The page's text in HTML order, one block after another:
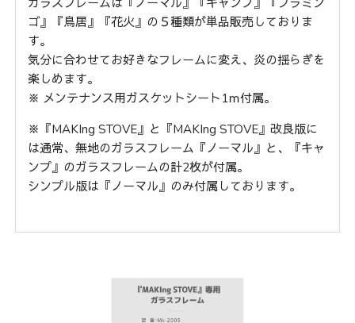
ガラスフレームは『ノーマル』『キャンプ』
『フラミン
ゴ』『鳥居』『花火』の５種類が単品販売しておりま
す。
気分に合わせてお好きなフレームに変え、炎の揺らぎを
楽しめます。
※ メンテナンス用ガスケットシート1ｍ付属。
※『MAKIng STOVE』と『MAKIng STOVE』改良版に
は通常、無地のガラスフレーム『ノーマル』と、『キャ
ンプ』のガラスフレームの計2枚が付属。
シンプル版は『ノーマル』のみ付属しております。